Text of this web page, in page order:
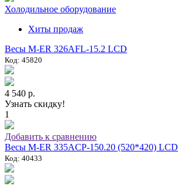
Холодильное оборудование
Хиты продаж
Весы M-ER 326AFL-15.2 LCD
Код: 45820
4 540 р.
Узнать скидку!
1
Добавить к сравнению
Весы M-ER 335ACP-150.20 (520*420) LCD
Код: 40433